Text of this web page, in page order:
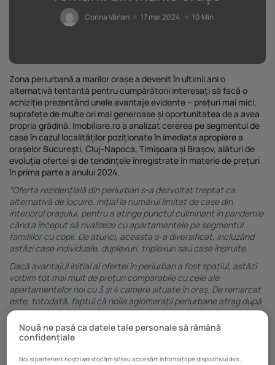
25 noiembrie 2025
25 noiembrie 2025 9 Min
Investiții imobiliare de peste 425...
20 noiembrie 2025 4 Min
Corina Vârlan 17 mai 2024 10 Min
Zona periurbană a marilor orașe a devenit în ultimii ani o
alternativă tentantă pentru cumpărătorii interesați să facă o
achiziție prezentând unele avantaje evidente – prețuri mai mici,
suprafețe de multe ori mai generoase și oportunitatea de a avea
propria grădină. Imobiliare.roa analizat cererea pe segmentul de
case în cazul localităților poziționate în imediata apropiere a
orașelor București, Cluj-Napoca, Timișoara și Brașov, alături de
evoluția ofertei și de tendințele înregistrate în materie de prețuri
în prima parte a anului 2024.
“Oferta rezidențială din periurban s-a dezvoltat treptat ca
alternativă de locuire, inițial la numărul limitat de case din
interiorul orașului, pentru a atinge punctul culminant în pandemie
când a început să rivalizeze cu apartamentele pe segmentul
familiilor cu copii. De atunci, aceasta s-a diversificat, incluzând
astăzi case individuale, duplexuri, triplexuri sau case înșiruite.
Dacă avantajul inițial al ofertei în periurban a fost spațiul, astăzi
vorbim tot mai mult de prețuri comparabile cu cele ale
apartamentelor noi cu 3 și 4 camere situate în oraș. De remarcat
este, totodată, faptul că noile aglomerații periurbane atrag după
sine o serie de investiții precum școli private și grădinițe, centre
comerciale sau mari retaileri, iar în anumite cazuri autoritățile
contribuie la dezvoltarea infrastructurii de transport în comun
Nouă ne pasă ca datele tale personale să rămână
confidențiale
Noi și partenerii noștri692 stocăm și/sau accesăm informații pe dispozitivul dvs.,